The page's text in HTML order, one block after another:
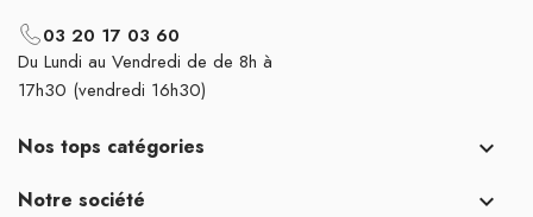
03 20 17 03 60
Du Lundi au Vendredi de de 8h à
17h30 (vendredi 16h30)
Nos tops catégories 
Notre société 